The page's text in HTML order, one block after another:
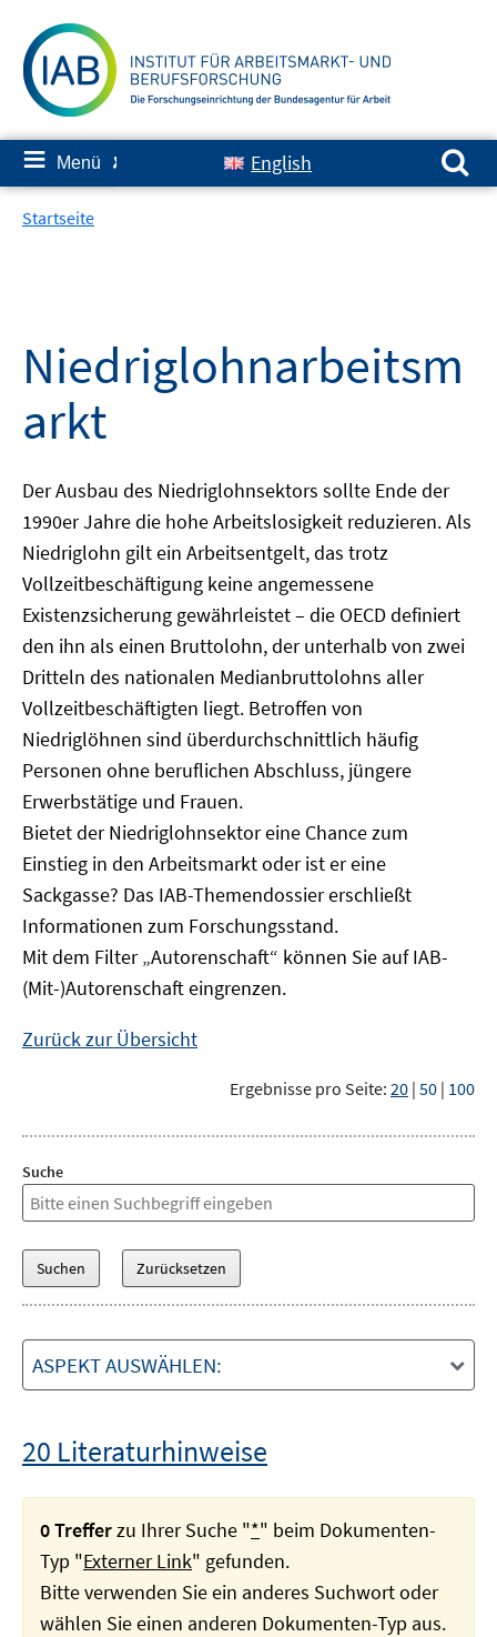
zum
Inhalt
≡ Menü ✘ English
Suchen nach:
Startseite
Niedriglohnarbeitsm
arkt
Der Ausbau des Niedriglohnsektors sollte Ende der
1990er Jahre die hohe Arbeitslosigkeit reduzieren. Als
Niedriglohn gilt ein Arbeitsentgelt, das trotz
Vollzeitbeschäftigung keine angemessene
Existenzsicherung gewährleistet – die OECD definiert
den ihn als einen Bruttolohn, der unterhalb von zwei
Dritteln des nationalen Medianbruttolohns aller
Vollzeitbeschäftigten liegt. Betroffen von
Niedriglöhnen sind überdurchschnittlich häufig
Personen ohne beruflichen Abschluss, jüngere
Erwerbstätige und Frauen.
Bietet der Niedriglohnsektor eine Chance zum
Einstieg in den Arbeitsmarkt oder ist er eine
Sackgasse? Das IAB-Themendossier erschließt
Informationen zum Forschungsstand.
Mit dem Filter „Autorenschaft“ können Sie auf IAB-
(Mit-)Autorenschaft eingrenzen.
Zurück zur Übersicht
Ergebnisse pro Seite: 20 | 50 | 100
Suche
ASPEKT AUSWÄHLEN:
20 Literaturhinweise
0 Trefferzu Ihrer Suche "*" beim Dokumenten-
Typ "Externer Link" gefunden.
Bitte verwenden Sie ein anderes Suchwort oder
wählen Sie einen anderen Dokumenten-Typ aus.